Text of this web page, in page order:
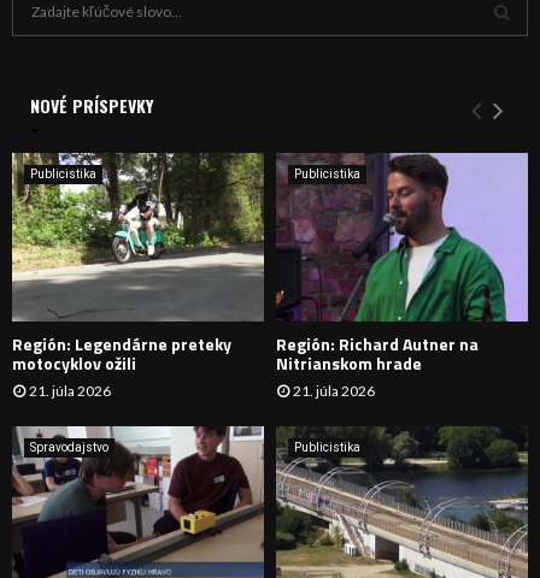
i
e
:
Y
H
D
A
N
I
NOVÉ PRÍSPEVKY
Publicistika
Región: Legendárne preteky
motocyklov ožili
21. júla 2026
Publicistika
Región: Richard Autner na
Nitrianskom hrade
21. júla 2026
Spravodajstvo Publicistika